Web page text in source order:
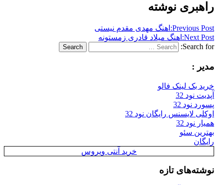
راهبری نوشته
Previous Post: اهنگ مهدی مقدم نیستی
Next Post: اهنگ میلاد قادری زمستونه
Search for:
Search
مدیر :
خرید بک لینک فالو
آپدیت نود 32
پسورد نود 32
اوکلی لایسنس رایگان نود 32
همیار نود 32
بهترین سئو
رایگان
خرید آنتی ویروس
نوشته‌های تازه